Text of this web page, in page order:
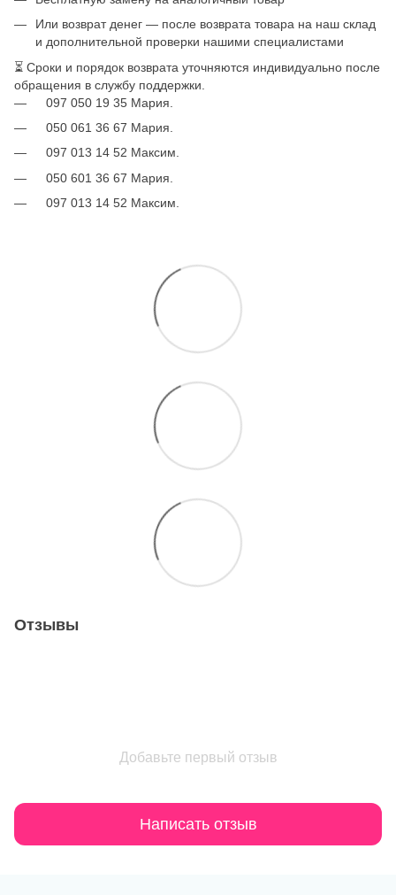
Или возврат денег — после возврата товара на наш склад
и дополнительной проверки нашими специалистами
⏳ Сроки и порядок возврата уточняются индивидуально после
обращения в службу поддержки.
097 050 19 35 Мария.
050 061 36 67 Мария.
097 013 14 52 Максим.
050 601 36 67 Мария.
097 013 14 52 Максим.
Отзывы
Добавьте первый отзыв
Написать отзыв